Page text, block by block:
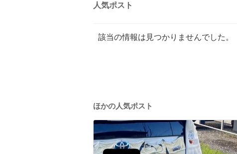
人気ポスト
該当の情報は見つかりませんでした。
ほかの人気ポスト